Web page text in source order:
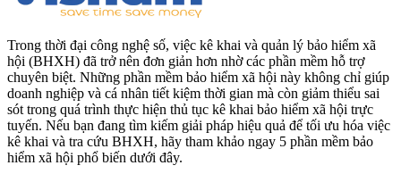
Trong thời đại công nghệ số, việc kê khai và quản lý bảo hiểm xã
hội (BHXH) đã trở nên đơn giản hơn nhờ các phần mềm hỗ trợ
chuyên biệt. Những phần mềm bảo hiểm xã hội này không chỉ giúp
doanh nghiệp và cá nhân tiết kiệm thời gian mà còn giảm thiểu sai
sót trong quá trình thực hiện thủ tục kê khai bảo hiểm xã hội trực
tuyến. Nếu bạn đang tìm kiếm giải pháp hiệu quả để tối ưu hóa việc
kê khai và tra cứu BHXH, hãy tham khảo ngay 5 phần mềm bảo
hiểm xã hội phổ biến dưới đây.